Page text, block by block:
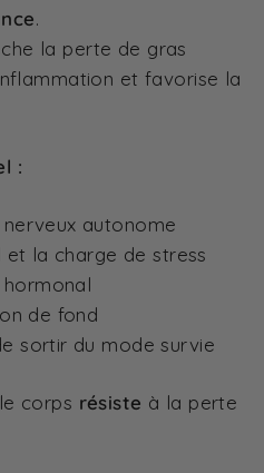
.
la perte de gras
et favorise la
:
autonome
et la charge de stress
hormonal
de fond
sortir du mode survie
corps résiste à la perte